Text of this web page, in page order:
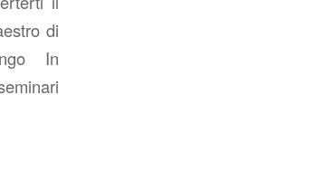
di
In